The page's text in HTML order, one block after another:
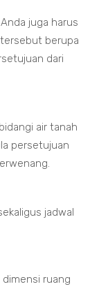
juga harus
berupa
dari
air tanah
persetujuan
jadwal
ruang